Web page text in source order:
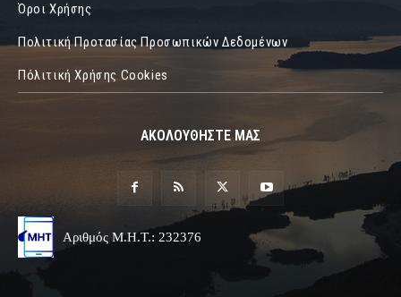
Όροι Χρήσης
Πολιτική Προτασίας Προσωπικών Δεδομένων
Πόλιτική Χρήσης Cookies
ΑΚΟΛΟΥΘΗΣΤΕ ΜΑΣ
Αριθμός Μ.Η.Τ.: 232376